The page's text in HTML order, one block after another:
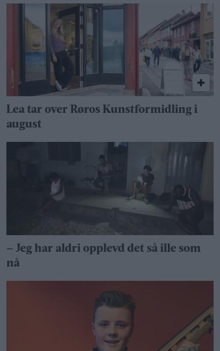
Lea tar over Røros Kunstformidling i
august
– Jeg har aldri opplevd det så ille som
nå